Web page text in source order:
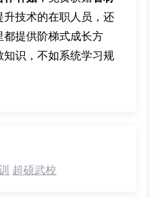
升技术的在职人员，还
提供阶梯式成长方
识，不如系统学习规
超硕武校